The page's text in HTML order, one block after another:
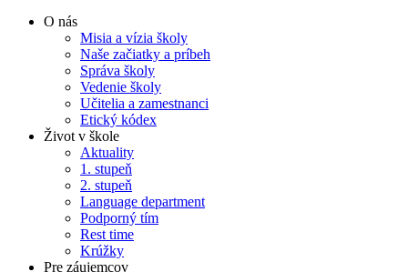
O nás
Misia a vízia školy
Naše začiatky a príbeh
Správa školy
Vedenie školy
Učitelia a zamestnanci
Etický kódex
Život v škole
Aktuality
1. stupeň
2. stupeň
Language department
Podporný tím
Rest time
Krúžky
Pre záujemcov